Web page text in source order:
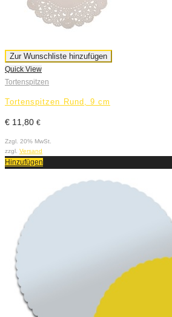
Zur Wunschliste hinzufügen
Quick View
Tortenspitzen
Tortenspitzen Rund, 9 cm
€ 11,80 €
Zzgl. 20% MwSt.
zzgl. Versand
Hinzufügen